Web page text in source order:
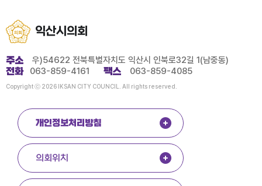
익산시의회
주소 우)54622 전북특별자치도 익산시 인북로32길 1(남중동)
전화 063-859-4161 팩스 063-859-4085
Copyright ⓒ 2026 IKSAN CITY COUNCIL. All rights reserved.
개인정보처리방침
의회위치